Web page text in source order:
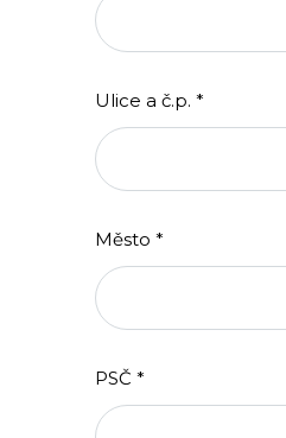
Ulice a č.p. *
Město *
PSČ *